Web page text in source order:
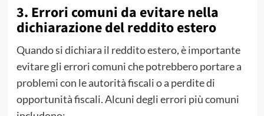
3. Errori comuni da evitare nella
dichiarazione del reddito estero
Quando si dichiara il reddito estero, è importante
evitare gli errori comuni che potrebbero portare a
problemi con le autorità fiscali o a perdite di
opportunità fiscali. Alcuni degli errori più comuni